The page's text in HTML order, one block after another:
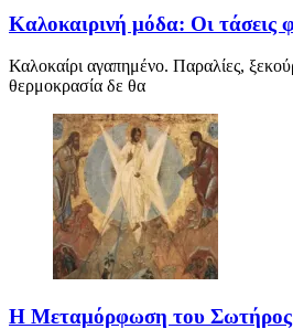
Καλοκαιρινή μόδα: Οι τάσεις
Καλοκαίρι αγαπημένο. Παραλίες,
θερμοκρασία δε θα
Η Μεταμόρφωση του Σωτήρος: